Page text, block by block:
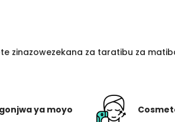
zinazowezekana za taratibu za
ya moyo